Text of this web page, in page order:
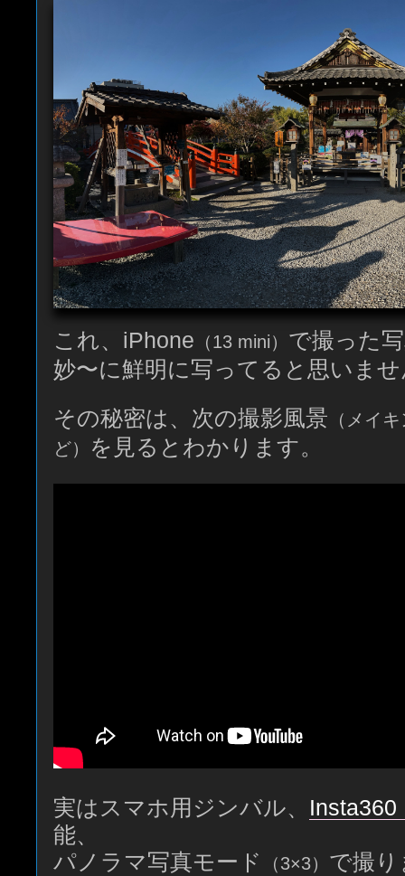
これ、iPhone （13 mini） で撮った
妙〜に鮮明に写ってると思いま
その秘密は、次の撮影風景 （メイ
ど）
を見るとわかります。
実はスマホ用ジンバル、 Insta360
能、
パノラマ写真モード
（3×3） で撮